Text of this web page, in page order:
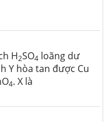
H2SO4 loãng dư
Y hòa tan được Cu
4. X là